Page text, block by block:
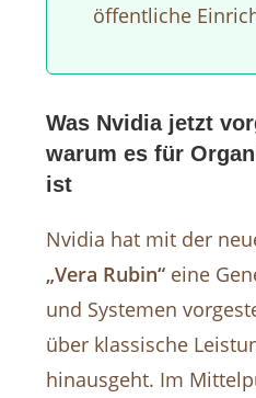
öffentliche
Was Nvidia jetzt
warum es für
ist
Nvidia hat mit der
„Vera Rubin“ eine
und Systemen
über klassische
hinausgeht. Im